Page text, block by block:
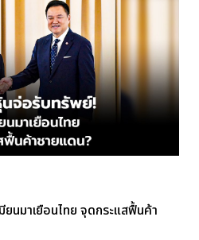
นมาเยือนไทย จุดกระแสฟื้นค้า